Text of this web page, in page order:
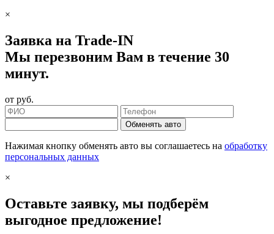
×
Заявка на Trade-IN
Мы перезвоним Вам в течение 30
минут.
от руб.
Обменять авто
Нажимая кнопку обменять авто вы соглашаетесь на обработку
персональных данных
×
Оставьте заявку, мы подберём
выгодное предложение!